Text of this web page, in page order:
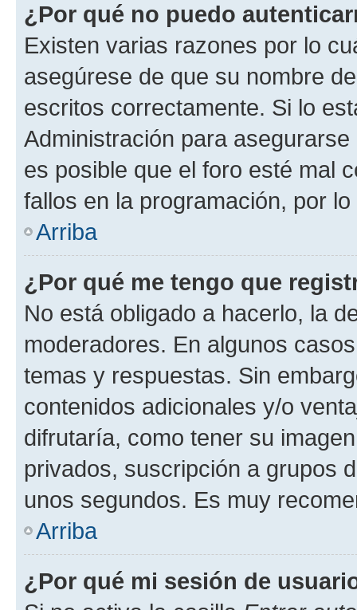
¿Por qué no puedo
Existen varias razones por lo
asegúrese de que su nombre
escritos correctamente. Si lo
Administración para
es posible que el foro esté mal
fallos en la programación, por
Arriba
¿Por qué me tengo que
No está obligado a hacerlo, la
moderadores. En algunos
temas y respuestas. Sin
contenidos adicionales y/o
difrutaría, como tener su
privados, suscripción a grupos
unos segundos. Es muy
Arriba
¿Por qué mi sesión de